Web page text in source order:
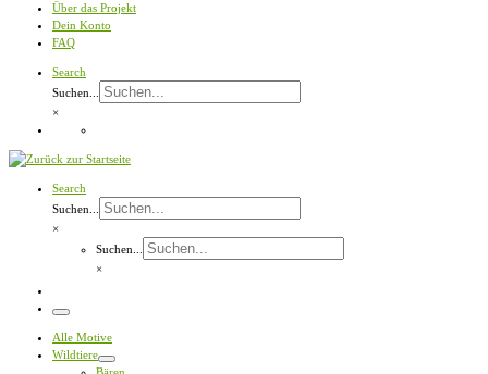
Über das Projekt
Dein Konto
FAQ
Search
Suchen...
×
Search
Suchen...
×
Suchen...
×
Menü
Alle Motive
Wildtiere